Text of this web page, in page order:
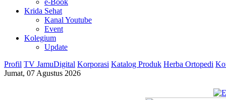
e-Book
Krida Sehat
Kanal Youtube
Event
Kolegium
Update
Profil TV JamuDigital Korporasi Katalog Produk Herba Ortopedi
Jumat, 07 Agustus 2026